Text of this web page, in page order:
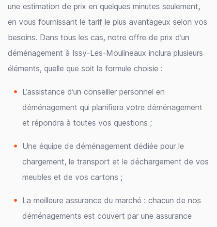
une estimation de prix en quelques minutes seulement,
en vous fournissant le tarif le plus avantageux selon vos
besoins. Dans tous les cas, notre offre de prix d’un
déménagement à Issy-Les-Moulineaux inclura plusieurs
éléments, quelle que soit la formule choisie :
L’assistance d’un conseiller personnel en
déménagement qui planifiera votre déménagement
et répondra à toutes vos questions ;
Une équipe de déménagement dédiée pour le
chargement, le transport et le déchargement de vos
meubles et de vos cartons ;
La meilleure assurance du marché : chacun de nos
déménagements est couvert par une assurance